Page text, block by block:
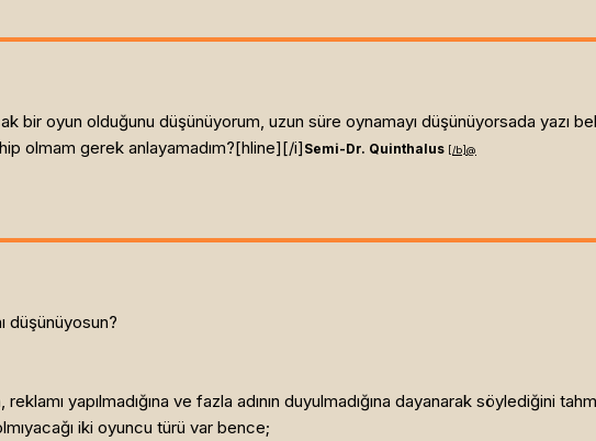
bir oyun olduğunu düşünüyorum, uzun süre oynamayı düşünüyorsada yazı
olmam gerek anlayamadım?[hline][/i] Semi-Dr. Quinthalus [/b]@
düşünüyosun?
yapılmadığına ve fazla adının duyulmadığına dayanarak söylediğini
iki oyuncu türü var bence;